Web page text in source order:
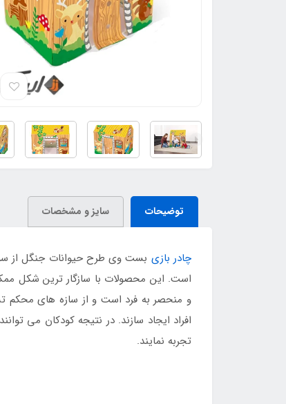
توضیحات سایز و مشخصات
چادر بازی بست وی طرح حیوانات جنگل از
است. این محصولات با سازگار ترین شکل
و منحصر به فرد است و از سازه های محکم
افراد ایجاد سازند. در نتیجه کودکان می
تجربه نمایند.